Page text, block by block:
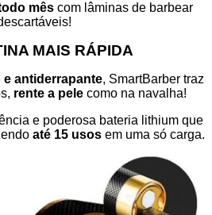
mêscom lâminas de barbear
MAIS RÁPIDA
antiderrapante, SmartBarber traz
rente a pele como na navalha!
e poderosa bateria lithium que
até 15 usosem uma só carga.